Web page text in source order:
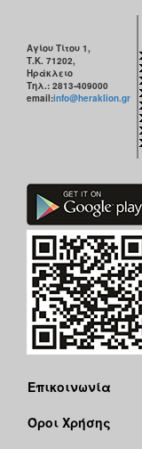
Αγίου Τίτου 1,
Τ.Κ. 71202,
Ηράκλειο
Τηλ.: 2813-409000
email:info@heraklion.gr
Επικοινωνία
Όροι Χρήσης